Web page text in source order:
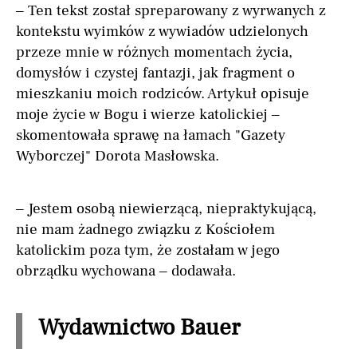
– Ten tekst został spreparowany z wyrwanych z
kontekstu wyimków z wywiadów udzielonych
przeze mnie w różnych momentach życia,
domysłów i czystej fantazji, jak fragment o
mieszkaniu moich rodziców. Artykuł opisuje
moje życie w Bogu i wierze katolickiej –
skomentowała sprawę na łamach "Gazety
Wyborczej" Dorota Masłowska.
– Jestem osobą niewierzącą, niepraktykującą,
nie mam żadnego związku z Kościołem
katolickim poza tym, że zostałam w jego
obrządku wychowana – dodawała.
Wydawnictwo Bauer